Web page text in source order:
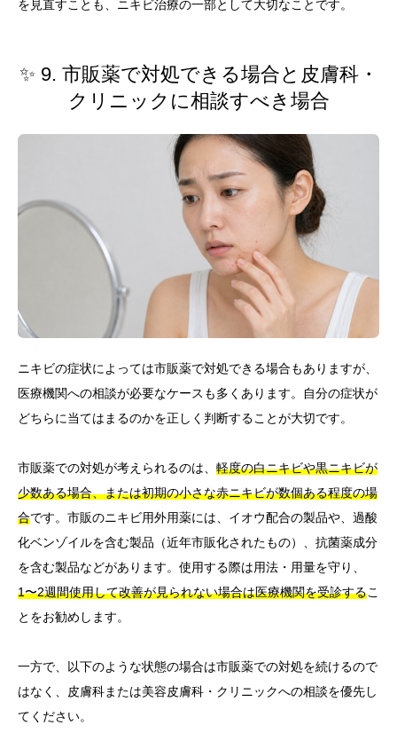
を見直すことも、ニキビ治療の一部として大切なことです。
✨ 9. 市販薬で対処できる場合と皮膚科・
クリニックに相談すべき場合
ニキビの症状によっては市販薬で対処できる場合もありますが、
医療機関への相談が必要なケースも多くあります。自分の症状が
どちらに当てはまるのかを正しく判断することが大切です。
市販薬での対処が考えられるのは、 軽度の白ニキビや黒ニキビが
少数ある場合、または初期の小さな赤ニキビが数個ある程度の場
合です。市販のニキビ用外用薬には、イオウ配合の製品や、過酸
化ベンゾイルを含む製品（近年市販化されたもの）、抗菌薬成分
を含む製品などがあります。使用する際は用法・用量を守り、
1〜2週間使用して改善が見られない場合は医療機関を受診するこ
とをお勧めします。
一方で、以下のような状態の場合は市販薬での対処を続けるので
はなく、皮膚科または美容皮膚科・クリニックへの相談を優先し
てください。